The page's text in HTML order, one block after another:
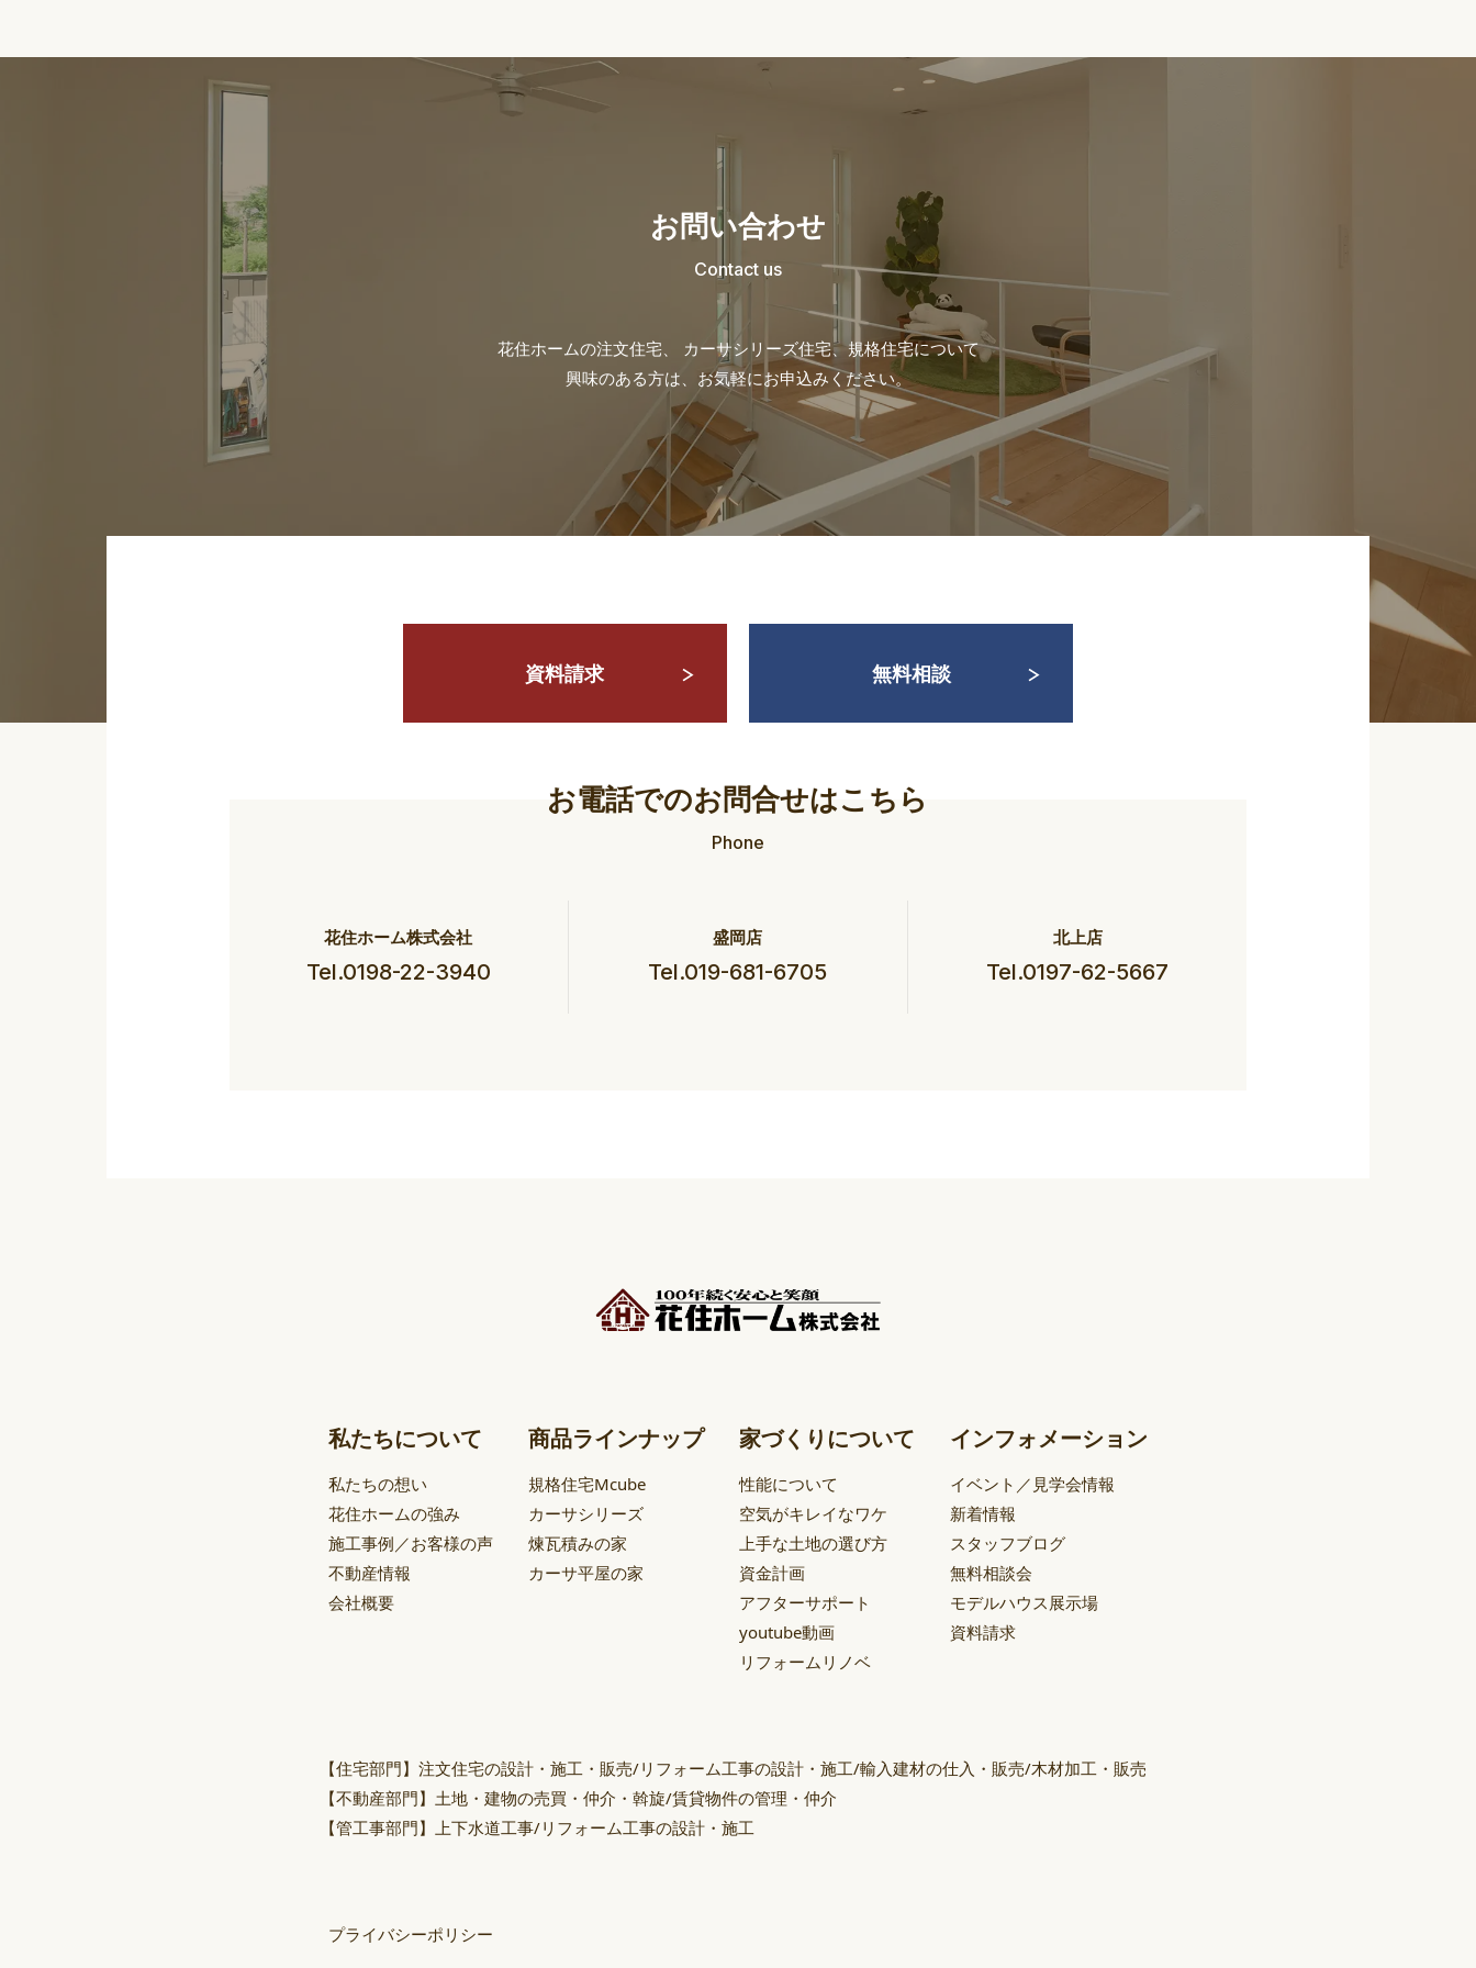
お問い合わせ
Contact us
花住ホームの注文住宅、 カーサシリーズ住宅、規格住宅について
興味のある方は、お気軽にお申込みください。
資料請求 無料相談
お電話でのお問合せはこちら
Phone
花住ホーム株式会社
Tel.0198-22-3940
盛岡店
Tel.019-681-6705
北上店
Tel.0197-62-5667
私たちについて
私たちの想い
花住ホームの強み
施工事例／お客様の声
不動産情報
会社概要
商品ラインナップ
規格住宅Mcube
カーサシリーズ
煉瓦積みの家
カーサ平屋の家
家づくりについて
性能について
空気がキレイなワケ
上手な土地の選び方
資金計画
アフターサポート
youtube動画
リフォームリノベ
インフォメーション
イベント／見学会情報
新着情報
スタッフブログ
無料相談会
モデルハウス展示場
資料請求
【住宅部門】注文住宅の設計・施工・販売/リフォーム工事の設計・施工/輸入建材の仕入・販売/木材加工・販売
【不動産部門】土地・建物の売買・仲介・斡旋/賃貸物件の管理・仲介
【管工事部門】上下水道工事/リフォーム工事の設計・施工
プライバシーポリシー